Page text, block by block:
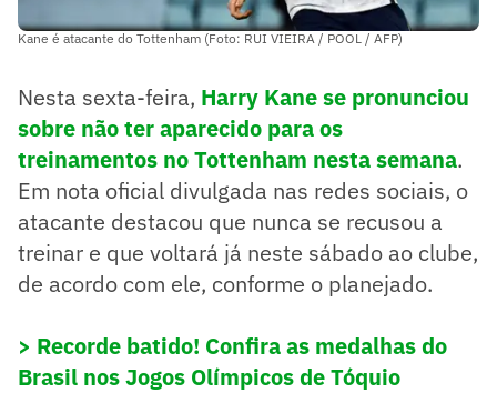
Kane é atacante do Tottenham (Foto: RUI VIEIRA / POOL / AFP)
Nesta sexta-feira, Harry Kane se pronunciou
sobre não ter aparecido para os
treinamentos no Tottenham nesta semana.
Em nota oficial divulgada nas redes sociais, o
atacante destacou que nunca se recusou a
treinar e que voltará já neste sábado ao clube,
de acordo com ele, conforme o planejado.
> Recorde batido! Confira as medalhas do
Brasil nos Jogos Olímpicos de Tóquio